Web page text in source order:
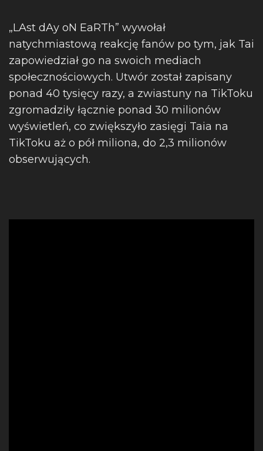
„LAst dAy oN EaRTh” wywołał
natychmiastową reakcję fanów po tym, jak Tai
zapowiedział go na swoich mediach
społecznościowych. Utwór został zapisany
ponad 40 tysięcy razy, a zwiastuny na TikToku
zgromadziły łącznie ponad 30 milionów
wyświetleń, co zwiększyło zasięgi Taia na
TikToku aż o pół miliona, do 2,3 milionów
obserwujących.